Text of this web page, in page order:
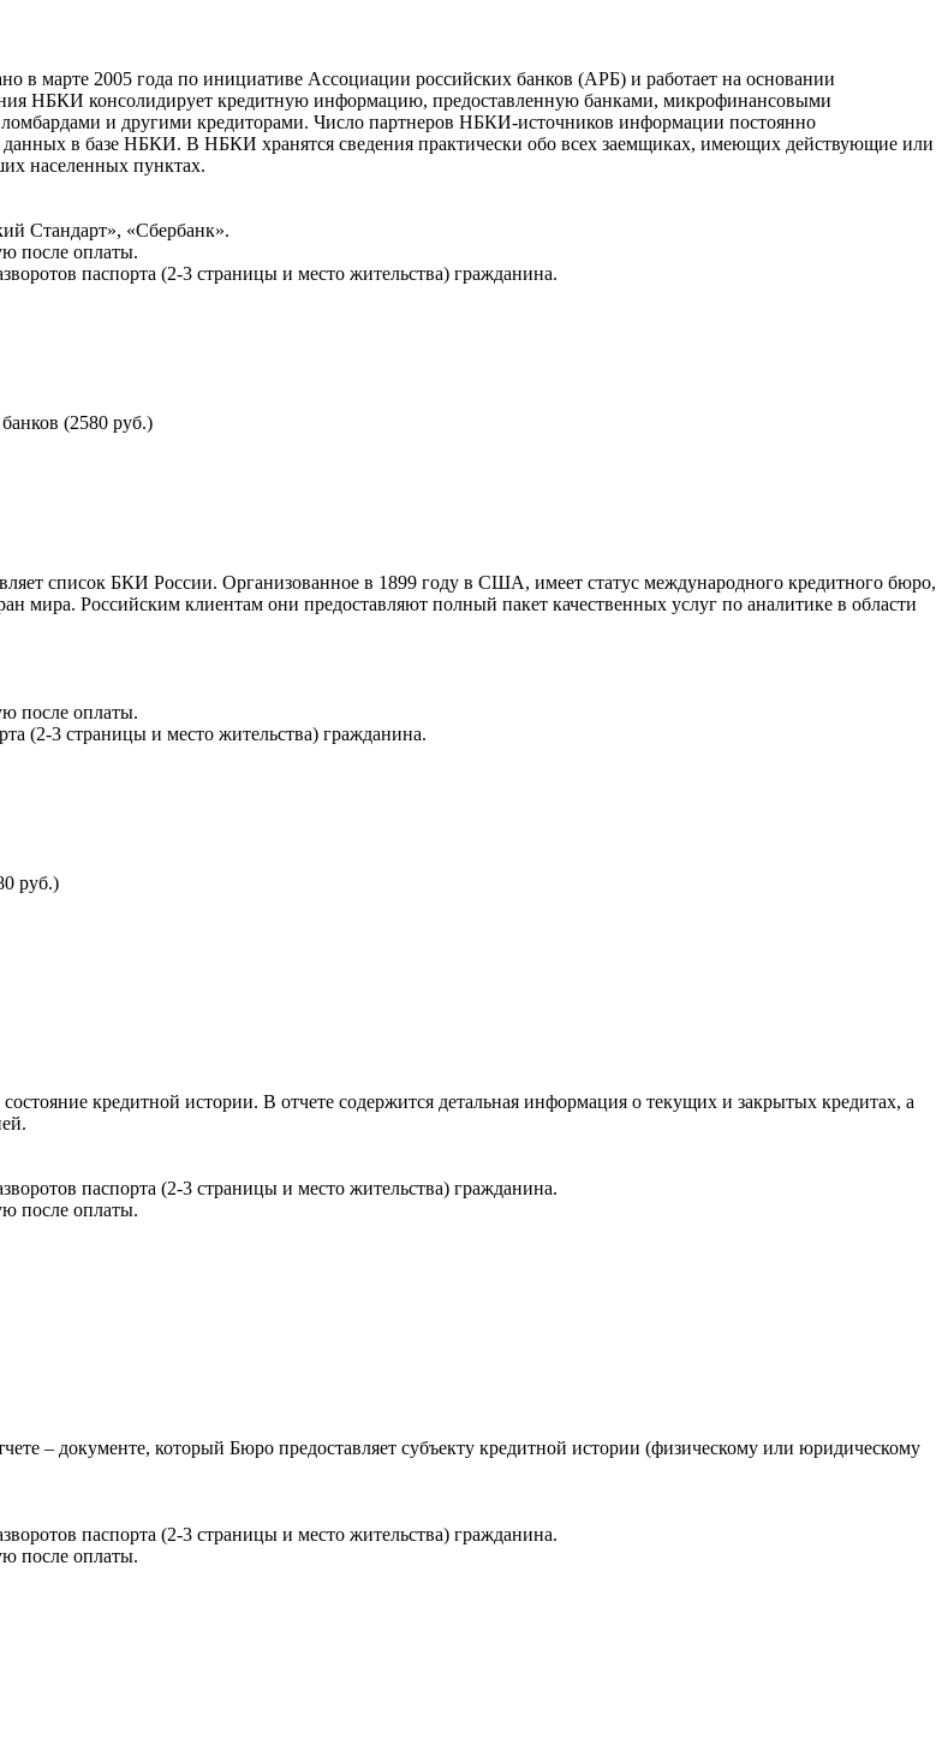
марте 2005 года по инициативе Ассоциации российских банков (АРБ) и работает на основании
НБКИ консолидирует кредитную информацию, предоставленную банками, микрофинансовыми
и другими кредиторами. Число партнеров НБКИ-источников информации постоянно
данных в базе НБКИ. В НБКИ хранятся сведения практически обо всех заемщиках, имеющих действующие или
населенных пунктах.
Стандарт», «Сбербанк».
после оплаты.
паспорта (2-3 страницы и место жительства) гражданина.
(2580 руб.)
список БКИ России. Организованное в 1899 году в США, имеет статус международного кредитного бюро,
мира. Российским клиентам они предоставляют полный пакет качественных услуг по аналитике в области
после оплаты.
(2-3 страницы и место жительства) гражданина.
руб.)
кредитной истории. В отчете содержится детальная информация о текущих и закрытых кредитах, а
паспорта (2-3 страницы и место жительства) гражданина.
после оплаты.
– документе, который Бюро предоставляет субъекту кредитной истории (физическому или юридическому
паспорта (2-3 страницы и место жительства) гражданина.
после оплаты.